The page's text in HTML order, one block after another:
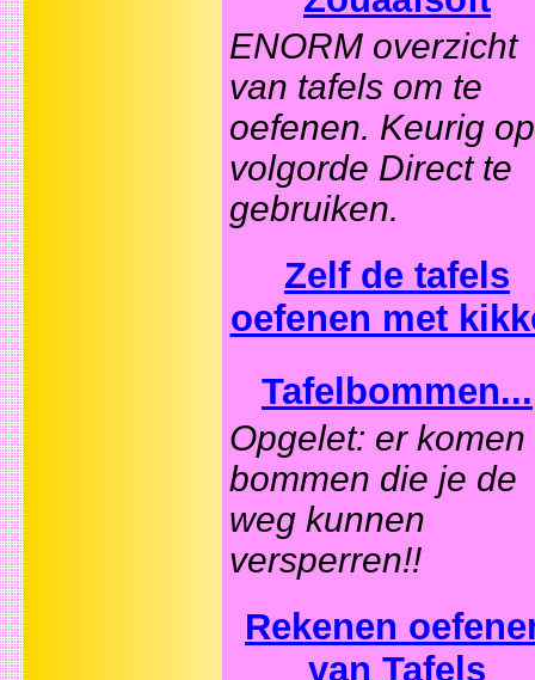
ENORM overzicht
van tafels om te
oefenen. Keurig op
volgorde Direct te
gebruiken.
Zelf de tafels
oefenen met
Tafelbommen...
Opgelet: er komen
bommen die je de
weg kunnen
versperren!!
Rekenen
van Tafels